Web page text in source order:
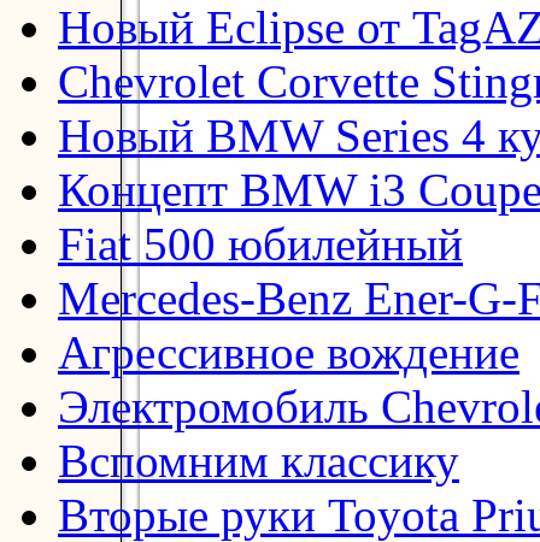
Новый Eclipse от
Chevrolet Corvette
Новый BMW Series 4
Концепт BMW i3
Fiat 500 юбилейный
Mercedes-Benz Ener-G-
Агрессивное вождение
Электромобиль
Вспомним классику
Вторые руки Toyota